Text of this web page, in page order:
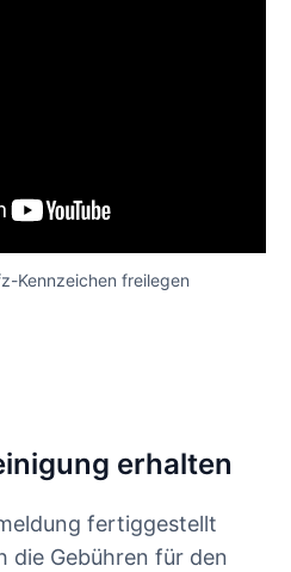
Kennzeichen freilegen
erhalten
fertiggestellt
die Gebühren für den